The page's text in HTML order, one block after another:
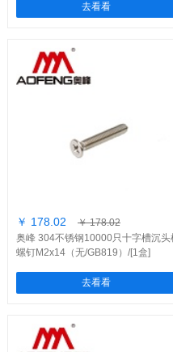
去看看
￥ 178.02
￥ 178.02
奥峰 304不锈钢10000只十字槽沉头
螺钉M2x14（无/GB819）/[1盒]
去看看